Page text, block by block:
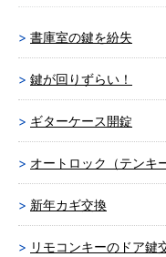
書庫室の鍵を紛失
鍵が回りずらい！
ギターケース開錠
オートロック（テンキ
新年カギ交換
リモコンキーのドア鍵